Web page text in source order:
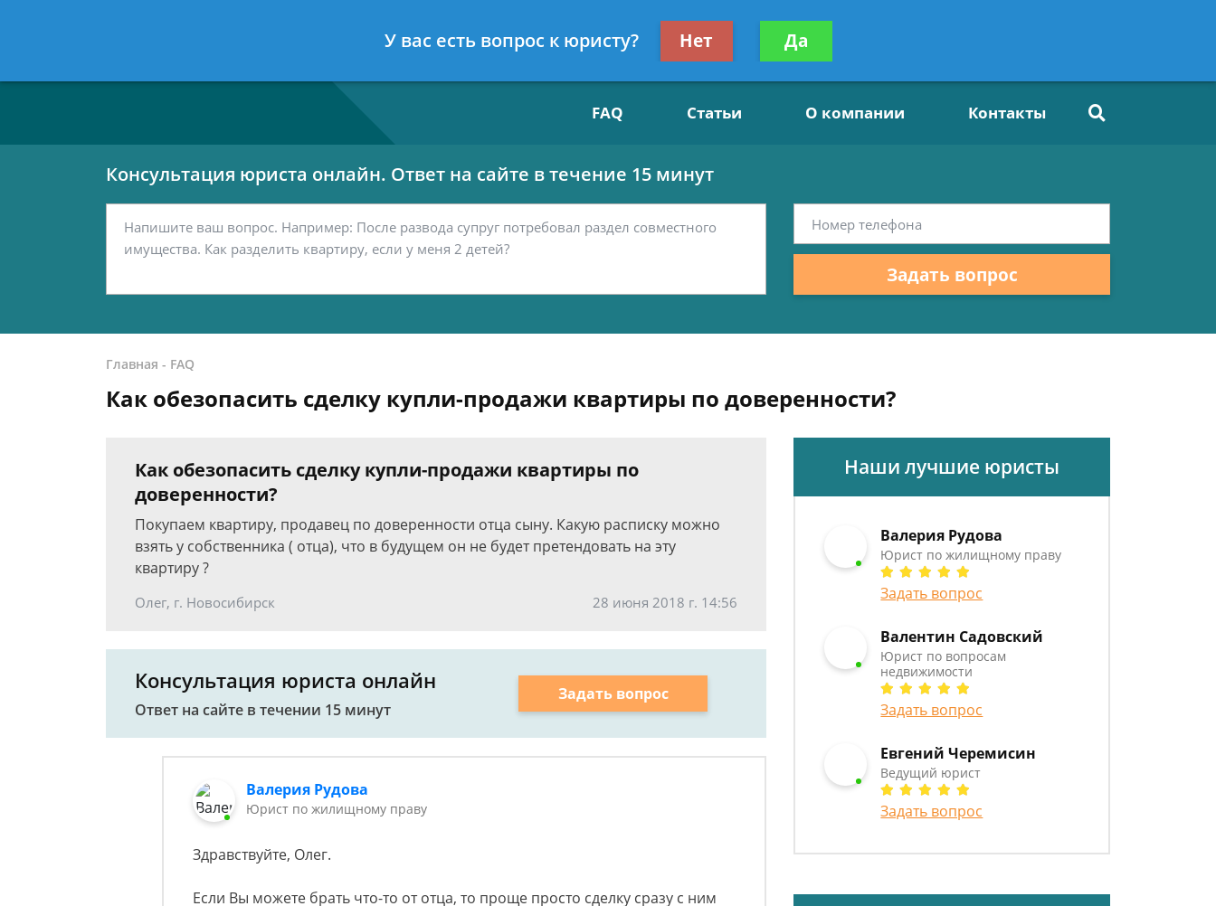
7 812 467-42-15
Получите консультацию
бесплатно
FAQ Статьи О компании Контакты
Консультация юриста онлайн. Ответ на сайте в течение 15 минут
Задать вопрос
Главная - FAQ
Как обезопасить сделку купли-продажи квартиры по доверенности?
Как обезопасить сделку купли-продажи квартиры по
доверенности?
Покупаем квартиру, продавец по доверенности отца сыну. Какую расписку можно
взять у собственника ( отца), что в будущем он не будет претендовать на эту
квартиру ?
Олег, г. Новосибирск 28 июня 2018 г. 14:56
Консультация юриста онлайн
Ответ на сайте в течении 15 минут
Задать вопрос
Валерия Рудова
Юрист по жилищному праву
Здравствуйте, Олег.
Если Вы можете брать что-то от отца, то проще просто сделку сразу с ним
Наши лучшие юристы
Валерия Рудова
Юрист по жилищному праву
Задать вопрос
Валентин Садовский
Юрист по вопросам
недвижимости
Задать вопрос
Евгений Черемисин
Ведущий юрист
Задать вопрос
У вас есть вопрос к юристу? Нет Да